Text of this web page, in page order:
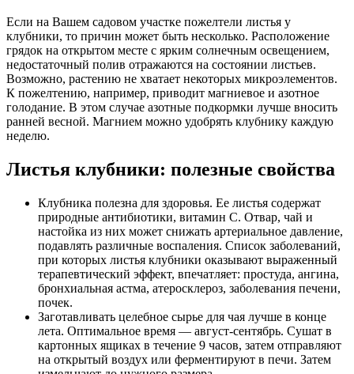
Если на Вашем садовом участке пожелтели листья у
клубники, то причин может быть несколько. Расположение
грядок на открытом месте с ярким солнечным освещением,
недостаточный полив отражаются на состоянии листьев.
Возможно, растению не хватает некоторых микроэлементов.
К пожелтению, например, приводит магниевое и азотное
голодание. В этом случае азотные подкормки лучше вносить
ранней весной. Магнием можно удобрять клубнику каждую
неделю.
Листья клубники: полезные свойства
Клубника полезна для здоровья. Ее листья содержат
природные антибиотики, витамин С. Отвар, чай и
настойка из них может снижать артериальное давление,
подавлять различные воспаления. Список заболеваний,
при которых листья клубники оказывают выраженный
терапевтический эффект, впечатляет: простуда, ангина,
бронхиальная астма, атеросклероз, заболевания печени,
почек.
Заготавливать целебное сырье для чая лучше в конце
лета. Оптимальное время — август-сентябрь. Сушат в
картонных ящиках в течение 9 часов, затем отправляют
на открытый воздух или ферментируют в печи. Затем